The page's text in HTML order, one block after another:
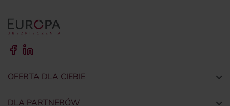
OFERTA DLA CIEBIE
DLA PARTNERÓW